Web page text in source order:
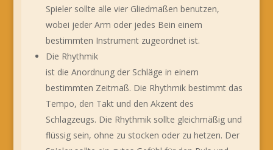
Spieler sollte alle vier Gliedmaßen benutzen,
wobei jeder Arm oder jedes Bein einem
bestimmten Instrument zugeordnet ist.
Die Rhythmik
ist die Anordnung der Schläge in einem
bestimmten Zeitmaß. Die Rhythmik bestimmt das
Tempo, den Takt und den Akzent des
Schlagzeugs. Die Rhythmik sollte gleichmäßig und
flüssig sein, ohne zu stocken oder zu hetzen. Der